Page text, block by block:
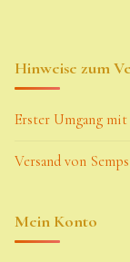
Hinweise zum
Erster Umgang mit
Versand von Semps
Mein Konto